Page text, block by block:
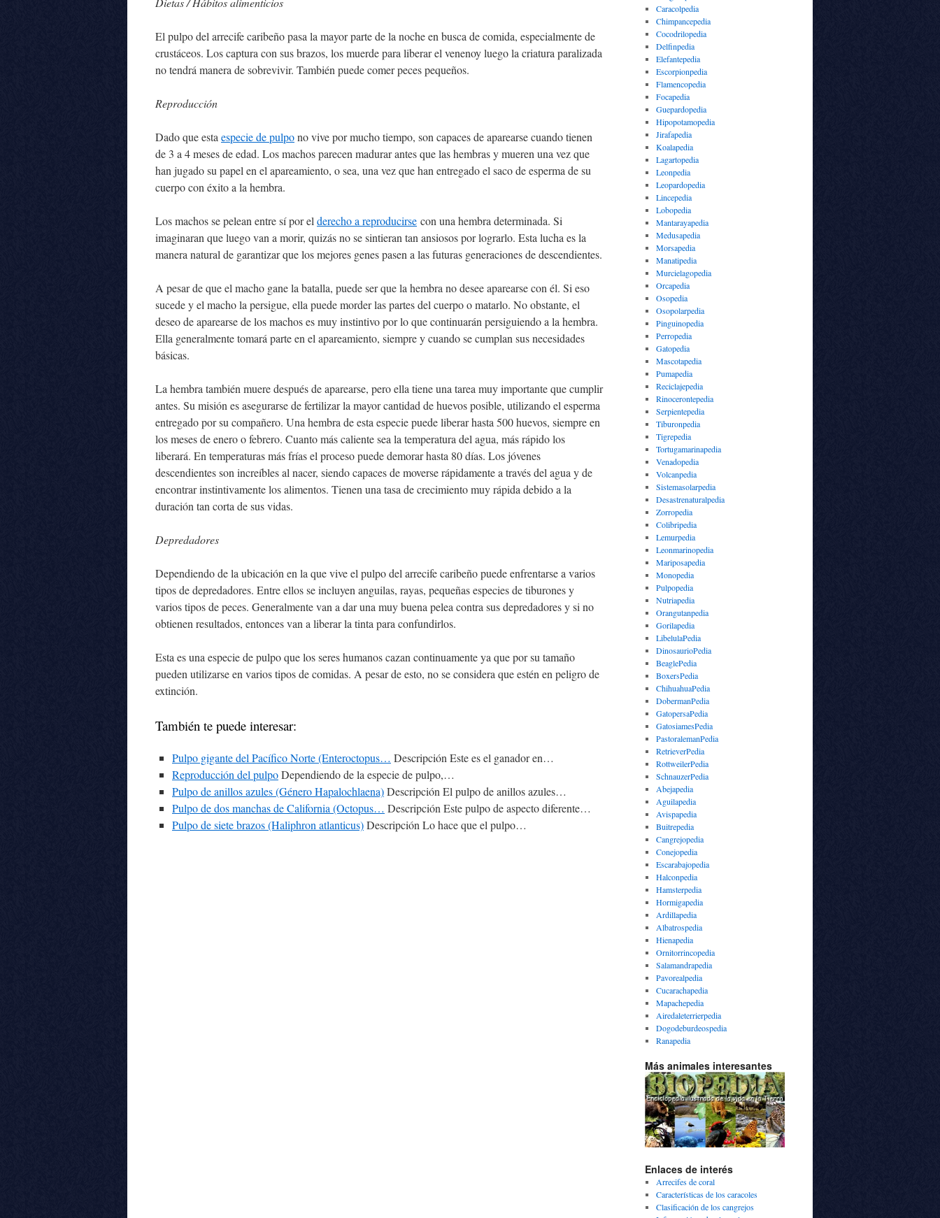
El pulpo del arrecife caribeño pasa la mayor parte de la noche en busca de comida, especialmente de
crustáceos. Los captura con sus brazos, los muerde para liberar el venenoy luego la criatura paralizada
no tendrá manera de sobrevivir. También puede comer peces pequeños.
Reproducción
Dado que esta especie de pulpono vive por mucho tiempo, son capaces de aparearse cuando tienen
de 3 a 4 meses de edad. Los machos parecen madurar antes que las hembras y mueren una vez que
han jugado su papel en el apareamiento, o sea, una vez que han entregado el saco de esperma de su
cuerpo con éxito a la hembra.
Los machos se pelean entre sí por el derecho a reproducirse con una hembra determinada. Si
imaginaran que luego van a morir, quizás no se sintieran tan ansiosos por lograrlo. Esta lucha es la
manera natural de garantizar que los mejores genes pasen a las futuras generaciones de descendientes.
A pesar de que el macho gane la batalla, puede ser que la hembra no desee aparearse con él. Si eso
sucede y el macho la persigue, ella puede morder las partes del cuerpo o matarlo. No obstante, el
deseo de aparearse de los machos es muy instintivo por lo que continuarán persiguiendo a la hembra.
Ella generalmente tomará parte en el apareamiento, siempre y cuando se cumplan sus necesidades
básicas.
La hembra también muere después de aparearse, pero ella tiene una tarea muy importante que cumplir
antes. Su misión es asegurarse de fertilizar la mayor cantidad de huevos posible, utilizando el esperma
entregado por su compañero. Una hembra de esta especie puede liberar hasta 500 huevos, siempre en
los meses de enero o febrero. Cuanto más caliente sea la temperatura del agua, más rápido los
liberará. En temperaturas más frías el proceso puede demorar hasta 80 días. Los jóvenes
descendientes son increíbles al nacer, siendo capaces de moverse rápidamente a través del agua y de
encontrar instintivamente los alimentos. Tienen una tasa de crecimiento muy rápida debido a la
duración tan corta de sus vidas.
Depredadores
Dependiendo de la ubicación en la que vive el pulpo del arrecife caribeño puede enfrentarse a varios
tipos de depredadores. Entre ellos se incluyen anguilas, rayas, pequeñas especies de tiburones y
varios tipos de peces. Generalmente van a dar una muy buena pelea contra sus depredadores y si no
obtienen resultados, entonces van a liberar la tinta para confundirlos.
Esta es una especie de pulpo que los seres humanos cazan continuamente ya que por su tamaño
pueden utilizarse en varios tipos de comidas. A pesar de esto, no se considera que estén en peligro de
extinción.
También te puede interesar:
Pulpo gigante del Pacífico Norte (Enteroctopus… Descripción Este es el ganador en…
Reproducción del pulpoDependiendo de la especie de pulpo,…
Pulpo de anillos azules (Género Hapalochlaena)Descripción El pulpo de anillos azules…
Pulpo de dos manchas de California (Octopus… Descripción Este pulpo de aspecto diferente…
Pulpo de siete brazos (Haliphron atlanticus)Descripción Lo hace que el pulpo…
Caracolpedia
Chimpancepedia
Cocodrilopedia
Delfinpedia
Elefantepedia
Escorpionpedia
Flamencopedia
Focapedia
Guepardopedia
Hipopotamopedia
Jirafapedia
Koalapedia
Lagartopedia
Leonpedia
Leopardopedia
Lincepedia
Lobopedia
Mantarayapedia
Medusapedia
Morsapedia
Manatipedia
Murcielagopedia
Orcapedia
Osopedia
Osopolarpedia
Pinguinopedia
Perropedia
Gatopedia
Mascotapedia
Pumapedia
Reciclajepedia
Rinocerontepedia
Serpientepedia
Tiburonpedia
Tigrepedia
Tortugamarinapedia
Venadopedia
Volcanpedia
Sistemasolarpedia
Desastrenaturalpedia
Zorropedia
Colibripedia
Lemurpedia
Leonmarinopedia
Mariposapedia
Monopedia
Pulpopedia
Nutriapedia
Orangutanpedia
Gorilapedia
LibelulaPedia
DinosaurioPedia
BeaglePedia
BoxersPedia
ChihuahuaPedia
DobermanPedia
GatopersaPedia
GatosiamesPedia
PastoralemanPedia
RetrieverPedia
RottweilerPedia
SchnauzerPedia
Abejapedia
Aguilapedia
Avispapedia
Buitrepedia
Cangrejopedia
Conejopedia
Escarabajopedia
Halconpedia
Hamsterpedia
Hormigapedia
Ardillapedia
Albatrospedia
Hienapedia
Ornitorrincopedia
Salamandrapedia
Pavorealpedia
Cucarachapedia
Mapachepedia
Airedaleterrierpedia
Dogodeburdeospedia
Ranapedia
Más animales interesantes
Enlaces de interés
Arrecifes de coral
Características de los caracoles
Clasificación de los cangrejos